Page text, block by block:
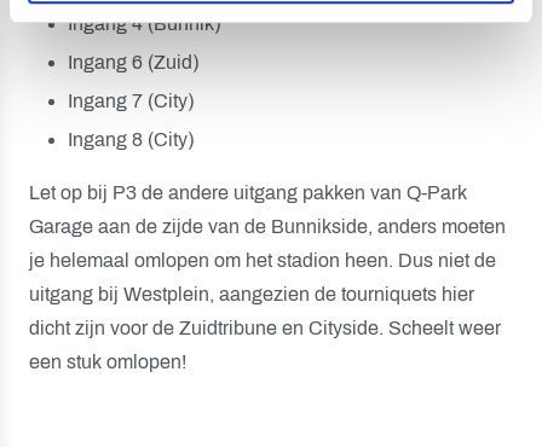
Ingang 4 (Bunnik)
Ingang 6 (Zuid)
Ingang 7 (City)
Ingang 8 (City)
Let op bij P3 de andere uitgang pakken van Q-Park
Garage aan de zijde van de Bunnikside, anders moeten
je helemaal omlopen om het stadion heen. Dus niet de
uitgang bij Westplein, aangezien de tourniquets hier
dicht zijn voor de Zuidtribune en Cityside. Scheelt weer
een stuk omlopen!